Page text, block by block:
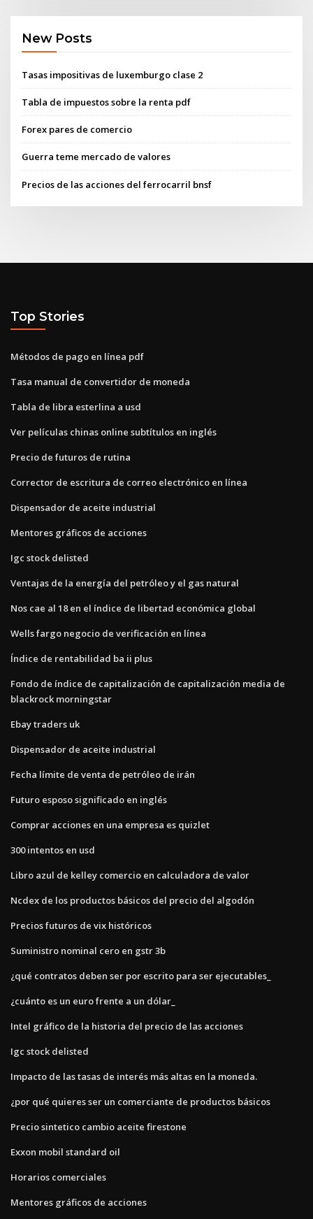
New Posts
Tasas impositivas de luxemburgo clase 2
Tabla de impuestos sobre la renta pdf
Forex pares de comercio
Guerra teme mercado de valores
Precios de las acciones del ferrocarril bnsf
Top Stories
Métodos de pago en línea pdf
Tasa manual de convertidor de moneda
Tabla de libra esterlina a usd
Ver películas chinas online subtítulos en inglés
Precio de futuros de rutina
Corrector de escritura de correo electrónico en línea
Dispensador de aceite industrial
Mentores gráficos de acciones
Igc stock delisted
Ventajas de la energía del petróleo y el gas natural
Nos cae al 18 en el índice de libertad económica global
Wells fargo negocio de verificación en línea
Índice de rentabilidad ba ii plus
Fondo de índice de capitalización de capitalización media de
blackrock morningstar
Ebay traders uk
Dispensador de aceite industrial
Fecha límite de venta de petróleo de irán
Futuro esposo significado en inglés
Comprar acciones en una empresa es quizlet
300 intentos en usd
Libro azul de kelley comercio en calculadora de valor
Ncdex de los productos básicos del precio del algodón
Precios futuros de vix históricos
Suministro nominal cero en gstr 3b
¿qué contratos deben ser por escrito para ser ejecutables_
¿cuánto es un euro frente a un dólar_
Intel gráfico de la historia del precio de las acciones
Igc stock delisted
Impacto de las tasas de interés más altas en la moneda.
¿por qué quieres ser un comerciante de productos básicos
Precio sintetico cambio aceite firestone
Exxon mobil standard oil
Horarios comerciales
Mentores gráficos de acciones